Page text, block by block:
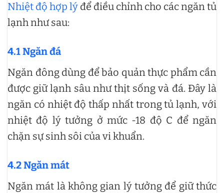
Nhiệt độ hợp lý để điều chỉnh cho các ngăn tủ
lạnh như sau:
4.1 Ngăn đá
Ngăn đông dùng để bảo quản thực phẩm cần
được giữ lạnh sâu như thịt sống và đá. Đây là
ngăn có nhiệt độ thấp nhất trong tủ lạnh, với
nhiệt độ lý tưởng ở mức -18 độ C để ngăn
chặn sự sinh sôi của vi khuẩn.
4.2 Ngăn mát
Ngăn mát là không gian lý tưởng để giữ thức